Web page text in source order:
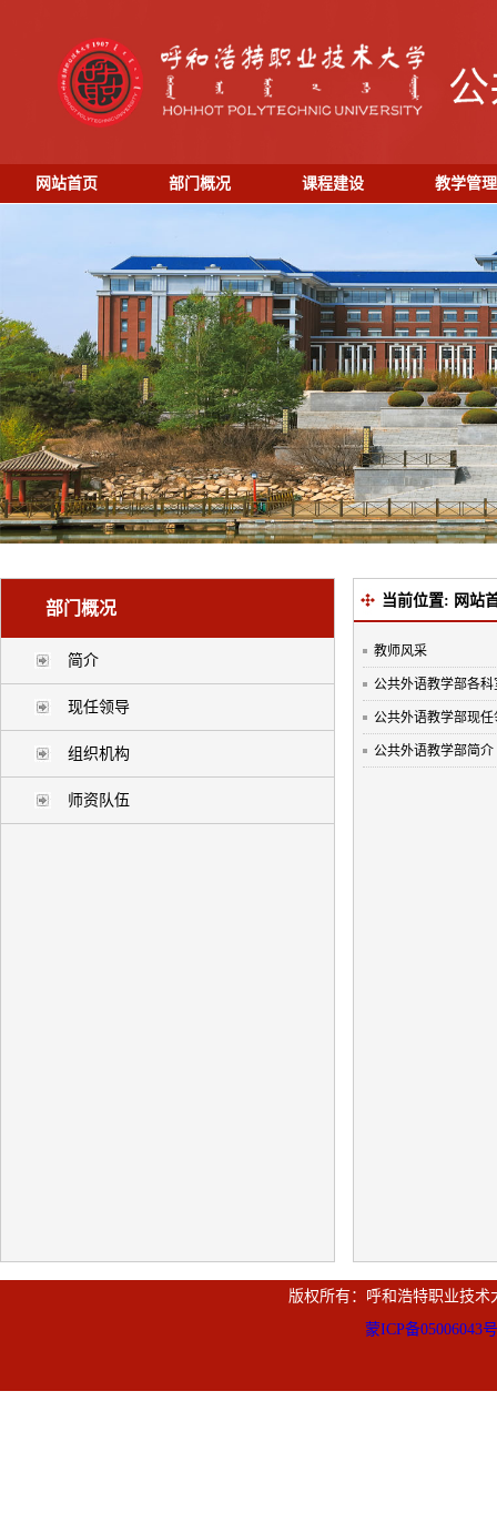
网站首页 部门概况 课程建设 教学管理
部门概况
简介
现任领导
组织机构
师资队伍
当前位置: 网站
教师风采
公共外语教学部各科
公共外语教学部现任
公共外语教学部简介
版权所有：呼和浩特职业技
蒙ICP备05006043